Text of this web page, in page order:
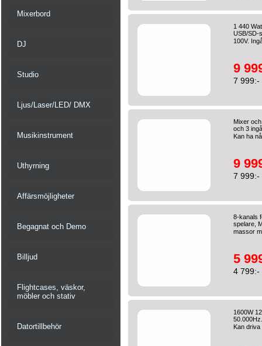
Mixerbord
DJ
Studio
Ljus/Laser/LED/ DMX
Musikinstrument
Uthyrning
Affärsmöjligheter
Begagnat och Demo
Billjud
Flightcases, väskor,
möbler och stativ
Datortillbehör
1 440
USB/SD-
100V.
9
7 999:-
Mixer
och 3
Kan ha
9
7 999:-
8-kanals
spelare,
massor
5
4 799:-
1600W
Kan